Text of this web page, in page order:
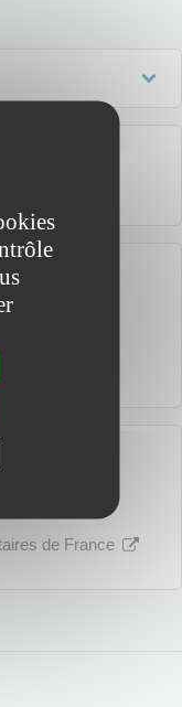
viagères
de France